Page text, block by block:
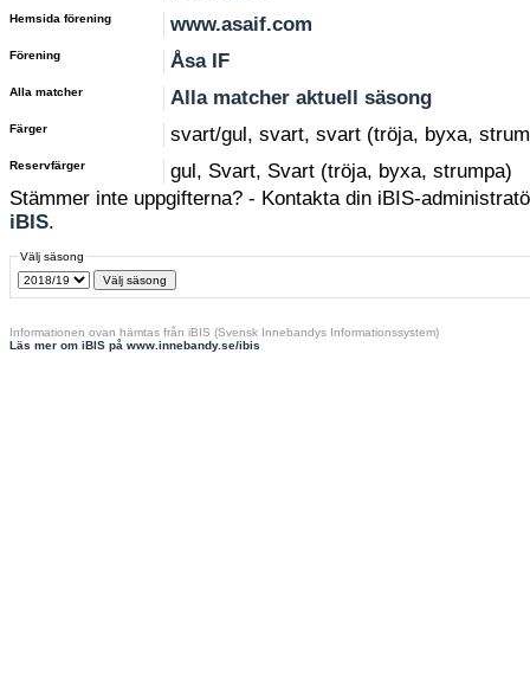
Hemsida förening www.asaif.com
Förening Åsa IF
Alla matcher Alla matcher aktuell säsong
Färger svart/gul, svart, svart (tröja, byxa,
Reservfärger
gul, Svart, Svart (tröja, byxa, strumpa)
Stämmer inte uppgifterna? - Kontakta din iBIS-
iBIS.
Välj säsong
Informationen ovan hämtas från iBIS (Svensk Innebandys Informationssystem)
Läs mer om iBIS på www.innebandy.se/ibis